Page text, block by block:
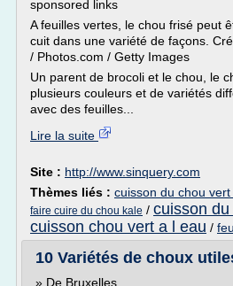
sponsored links
A feuilles vertes, le chou frisé peut
cuit dans une variété de façons.
/ Photos.com / Getty Images
Un parent de brocoli et le chou, le
plusieurs couleurs et de variétés
avec des feuilles...
Lire la suite
Site : http://www.sinquery.com
Thèmes liés : cuisson du chou
faire cuire du chou kale / cuisson
cuisson chou vert a l eau /
10 Variétés de choux
» De Bruxelles